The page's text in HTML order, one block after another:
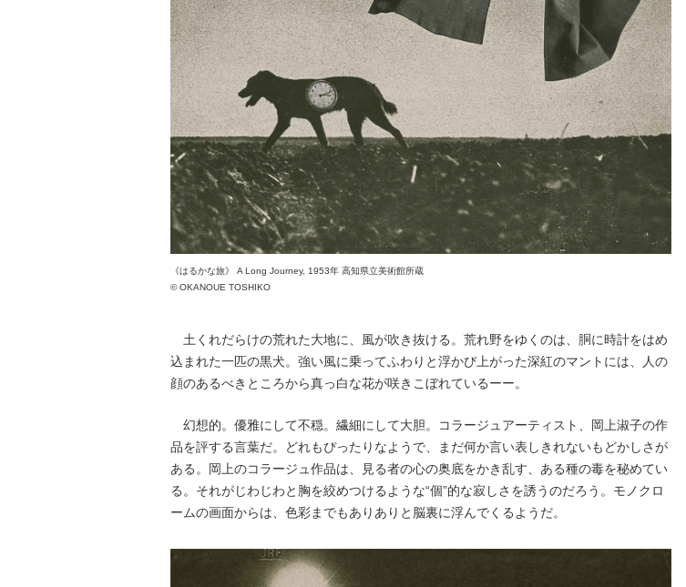
《はるかな旅》 A Long Journey, 1953年 高知県立美術館所蔵
© OKANOUE TOSHIKO
土くれだらけの荒れた大地に、風が吹き抜ける。荒れ野をゆくのは、胴に時計をはめ
込まれた一匹の黒犬。強い風に乗ってふわりと浮かび上がった深紅のマントには、人の
顔のあるべきところから真っ白な花が咲きこぼれているーー。
幻想的。優雅にして不穏。繊細にして大胆。コラージュアーティスト、岡上淑子の作
品を評する言葉だ。どれもぴったりなようで、まだ何か言い表しきれないもどかしさが
ある。岡上のコラージュ作品は、見る者の心の奥底をかき乱す、ある種の毒を秘めてい
る。それがじわじわと胸を絞めつけるような“個”的な寂しさを誘うのだろう。モノクロ
ームの画面からは、色彩までもありありと脳裏に浮んでくるようだ。